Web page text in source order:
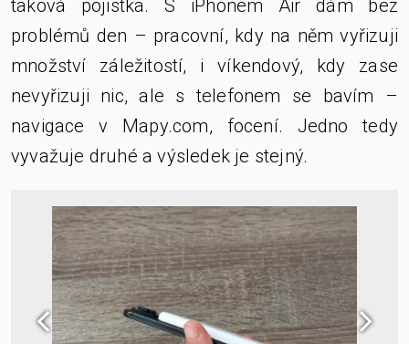
taková pojistka. S iPhonem Air dám bez
problémů den – pracovní, kdy na něm vyřizuji
množství záležitostí, i víkendový, kdy zase
nevyřizuji nic, ale s telefonem se bavím –
navigace v Mapy.com, focení. Jedno tedy
vyvažuje druhé a výsledek je stejný.